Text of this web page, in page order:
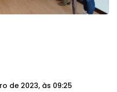
de 2023, às 09:25